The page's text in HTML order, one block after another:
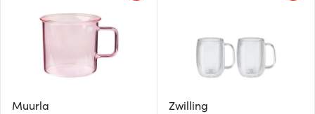
Muurla Zwilling